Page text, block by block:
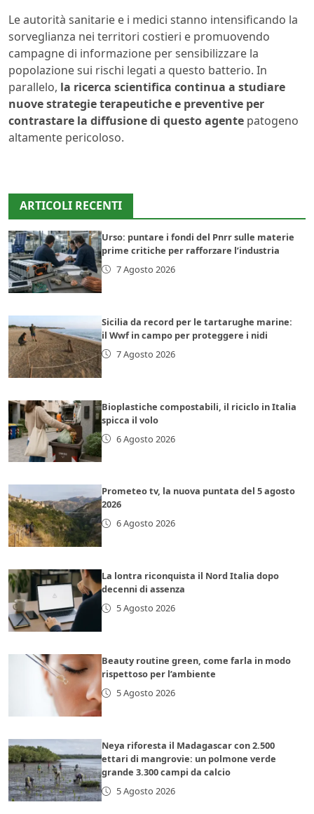
Le autorità sanitarie e i medici stanno intensificando la
sorveglianza nei territori costieri e promuovendo
campagne di informazione per sensibilizzare la
popolazione sui rischi legati a questo batterio. In
parallelo, la ricerca scientifica continua a studiare
nuove strategie terapeutiche e preventive per
contrastare la diffusione di questo agente patogeno
altamente pericoloso.
ARTICOLI RECENTI
Urso: puntare i fondi del Pnrr sulle materie
prime critiche per rafforzare l’industria
7 Agosto 2026
Sicilia da record per le tartarughe marine:
il Wwf in campo per proteggere i nidi
7 Agosto 2026
Bioplastiche compostabili, il riciclo in Italia
spicca il volo
6 Agosto 2026
Prometeo tv, la nuova puntata del 5 agosto
2026
6 Agosto 2026
La lontra riconquista il Nord Italia dopo
decenni di assenza
5 Agosto 2026
Beauty routine green, come farla in modo
rispettoso per l’ambiente
5 Agosto 2026
Neya riforesta il Madagascar con 2.500
ettari di mangrovie: un polmone verde
grande 3.300 campi da calcio
5 Agosto 2026